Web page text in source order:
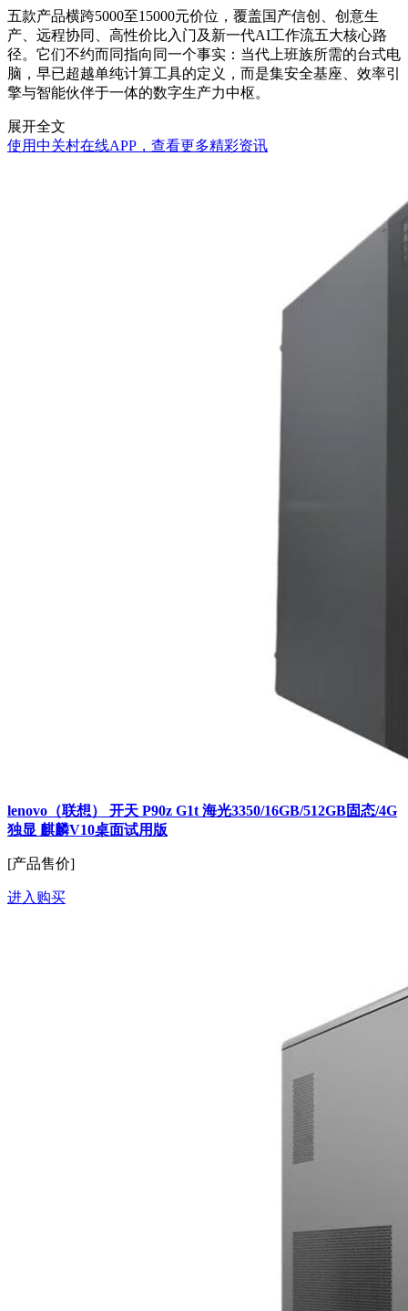
五款产品横跨5000至15000元价位，覆盖国产信创、创意生
产、远程协同、高性价比入门及新一代AI工作流五大核心路
径。它们不约而同指向同一个事实：当代上班族所需的台式电
脑，早已超越单纯计算工具的定义，而是集安全基座、效率引
擎与智能伙伴于一体的数字生产力中枢。
展开全文
使用中关村在线APP，查看更多精彩资讯
lenovo（联想） 开天 P90z G1t 海光3350/16GB/512GB固态/4G
独显 麒麟V10桌面试用版
[产品售价]
进入购买